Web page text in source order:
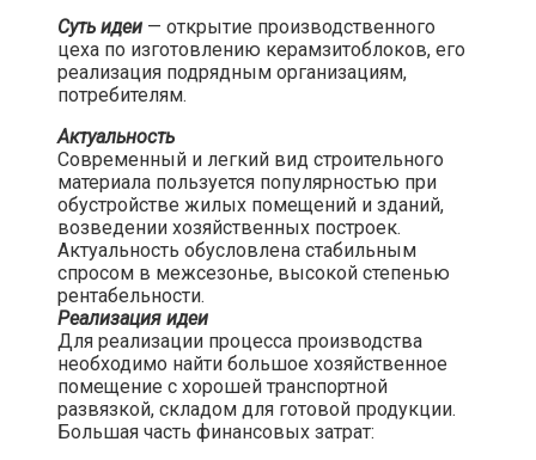
Суть идеи — открытие производственного
цеха по изготовлению керамзитоблоков, его
реализация подрядным организациям,
потребителям.​
Актуальность
Современный и легкий вид строительного
материала пользуется популярностью при
обустройстве жилых помещений и зданий,
возведении хозяйственных построек.
Актуальность обусловлена стабильным
спросом в межсезонье, высокой степенью
рентабельности.
Реализация идеи
Для реализации процесса производства
необходимо найти большое хозяйственное
помещение с хорошей транспортной
развязкой, складом для готовой продукции.
Большая часть финансовых затрат: